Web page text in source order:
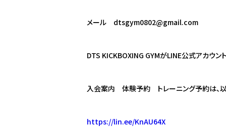
メール dtsgym0802@gmail.com
DTS KICKBOXING GYMがLINE公式アカウン
入会案内 体験予約 トレーニング予約は、以
https://lin.ee/KnAU64X